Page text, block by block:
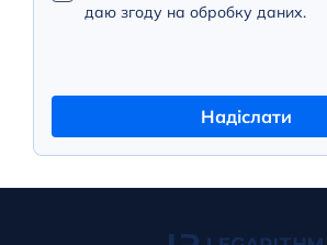
даю згоду на обробку даних.
Надіслати